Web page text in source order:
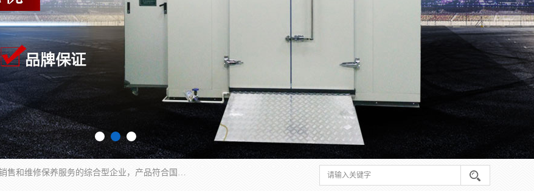
湖南兰思仪器有限公司是一家从事检测仪器研发生产销售和维修保养服务的综合型企业，产品符合国际标准可按需定制专业售前售后工程师，主要有门窗性能体验箱、门窗隔音展示箱、恒温恒湿试验箱、步入式恒温恒湿房、高低温试验箱、老化试验箱、老化试验房、恒温恒湿培养箱、水泥标准养护试验箱、电热鼓风干燥试验箱、真空干燥箱、工业烤箱、盐雾腐蚀试验箱等。